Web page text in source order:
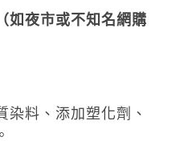
如夜市或不知名網購
染料、添加塑化劑、